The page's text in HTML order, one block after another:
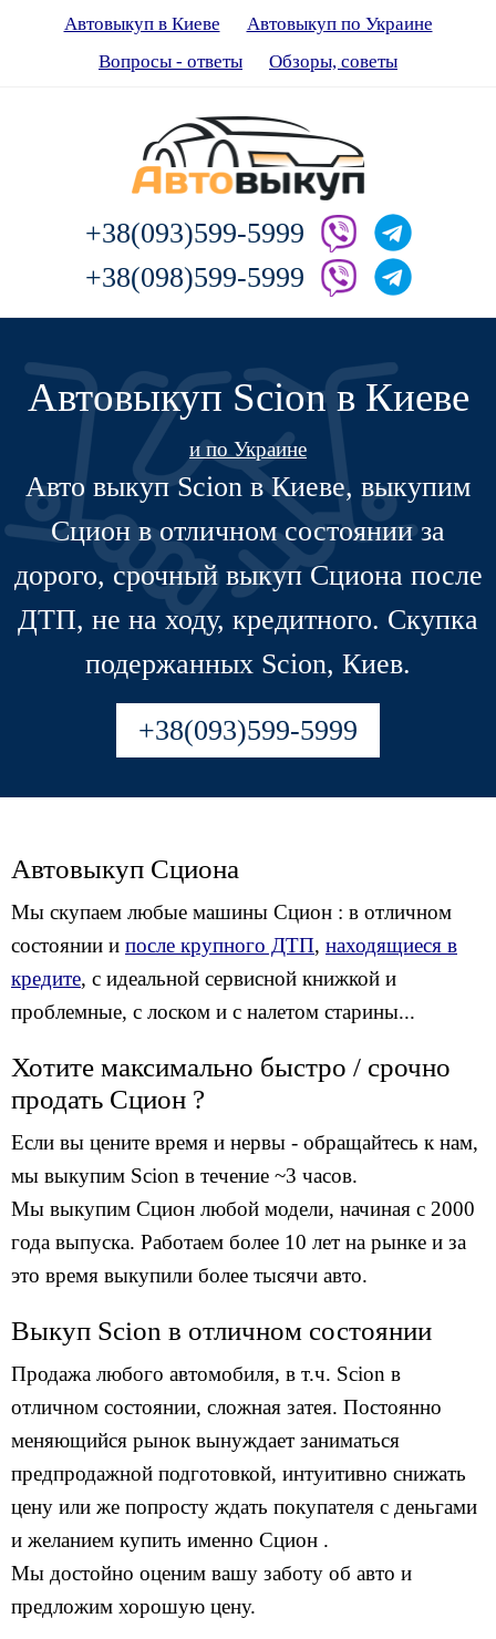
Автовыкуп в Киеве
Автовыкуп по Украине
Вопросы - ответы
Обзоры, советы
+38(093)599-5999
+38(098)599-5999
Автовыкуп Scion в Киеве
и по Украине
Авто выкуп Scion в Киеве, выкупим
Сцион в отличном состоянии за
дорого, срочный выкуп Сциона после
ДТП, не на ходу, кредитного. Скупка
подержанных Scion, Киев.
+38(093)599-5999
Автовыкуп Сциона
Мы скупаем любые машины Сцион : в отличном
состоянии и после крупного ДТП, находящиеся в
кредите, с идеальной сервисной книжкой и
проблемные, c лоском и с налетом старины...
Хотите максимально быстро / срочно
продать Сцион ?
Если вы цените время и нервы - обращайтесь к нам,
мы выкупим Scion в течение ~3 часов.
Мы выкупим Сцион любой модели, начиная с 2000
года выпуска. Работаем более 10 лет на рынке и за
это время выкупили более тысячи авто.
Выкуп Scion в отличном состоянии
Продажа любого автомобиля, в т.ч. Scion в
отличном состоянии, сложная затея. Постоянно
меняющийся рынок вынуждает заниматься
предпродажной подготовкой, интуитивно снижать
цену или же попросту ждать покупателя с деньгами
и желанием купить именно Сцион .
Мы достойно оценим вашу заботу об авто и
предложим хорошую цену.